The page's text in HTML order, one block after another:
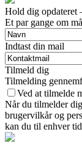
Hold dig opdateret
Et par gange om
Indtast din mail
Tilmeld dig
Tilmelding
Ved at tilmelde
Når du tilmelder
brugervilkår og
kan du til enhver